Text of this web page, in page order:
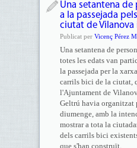
Una setantena
a la passejada
ciutat de Vilanova
Publicat per Vicenç Pérez
Una setantena de
totes les edats van
la passejada per la
carrils bici de la ciutat,
l'Ajuntament de
Geltrú havia organitzat
diumenge, amb la
mostrar a tota la
dels carrils bici
que s'han construït.